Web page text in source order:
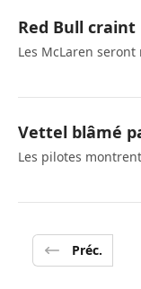
Red Bull
Les McLaren
Vettel blâmé
Les pilotes
Préc.